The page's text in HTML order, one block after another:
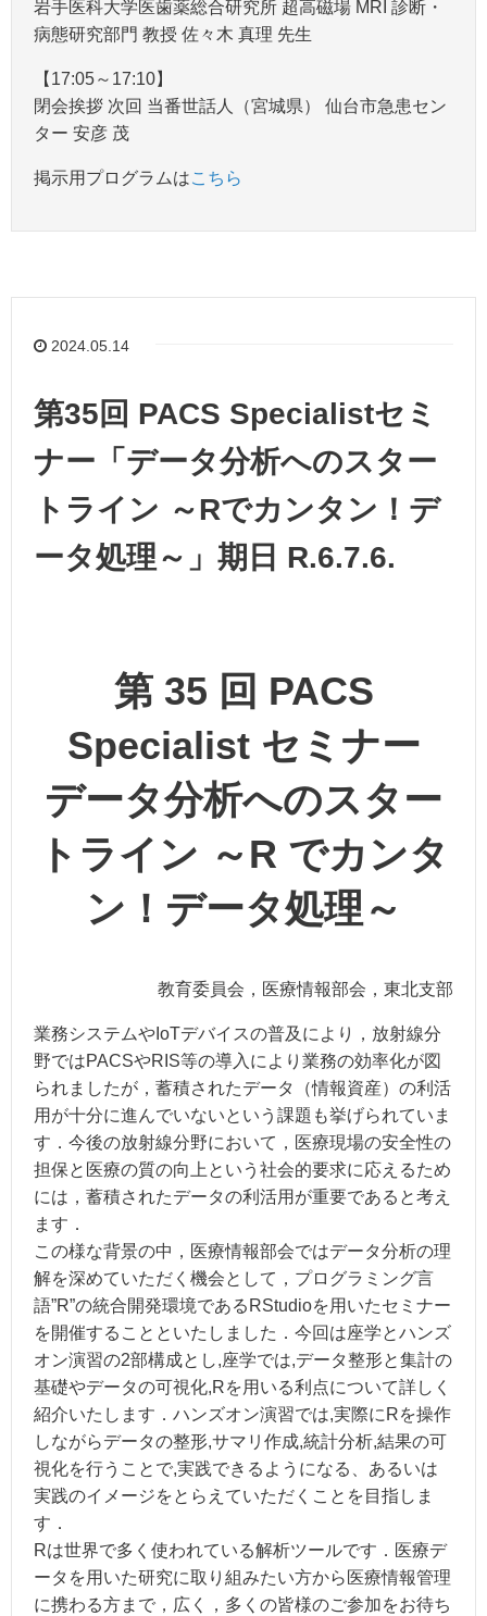
岩手医科大学医歯薬総合研究所 超高磁場 MRI 診断・
病態研究部門 教授 佐々木 真理 先生
【17:05～17:10】
閉会挨拶 次回 当番世話人（宮城県） 仙台市急患セン
ター 安彦 茂
掲示用プログラムはこちら
2024.05.14
第35回 PACS Specialistセミ
ナー「データ分析へのスター
トライン ～Rでカンタン！デ
ータ処理～」期日 R.6.7.6.
第 35 回 PACS
Specialist セミナー
データ分析へのスター
トライン ～R でカンタ
ン！データ処理～
教育委員会，医療情報部会，東北支部
業務システムやIoTデバイスの普及により，放射線分
野ではPACSやRIS等の導入により業務の効率化が図
られましたが，蓄積されたデータ（情報資産）の利活
用が十分に進んでいないという課題も挙げられていま
す．今後の放射線分野において，医療現場の安全性の
担保と医療の質の向上という社会的要求に応えるため
には，蓄積されたデータの利活用が重要であると考え
ます．
この様な背景の中，医療情報部会ではデータ分析の理
解を深めていただく機会として，プログラミング言
語”R”の統合開発環境であるRStudioを用いたセミナー
を開催することといたしました．今回は座学とハンズ
オン演習の2部構成とし,座学では,データ整形と集計の
基礎やデータの可視化,Rを用いる利点について詳しく
紹介いたします．ハンズオン演習では,実際にRを操作
しながらデータの整形,サマリ作成,統計分析,結果の可
視化を行うことで,実践できるようになる、あるいは
実践のイメージをとらえていただくことを目指しま
す．
Rは世界で多く使われている解析ツールです．医療デ
ータを用いた研究に取り組みたい方から医療情報管理
に携わる方まで，広く，多くの皆様のご参加をお待ち